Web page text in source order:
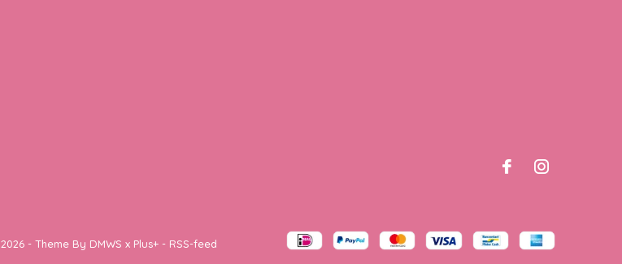
2026- Theme By DMWS x Plus+- RSS-feed